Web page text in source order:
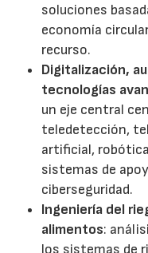
soluciones
economía
recurso.
Digitalización,
tecnologías
un eje central
teledetección,
artificial,
sistemas de
ciberseguridad.
Ingeniería del
alimentos:
los sistemas de